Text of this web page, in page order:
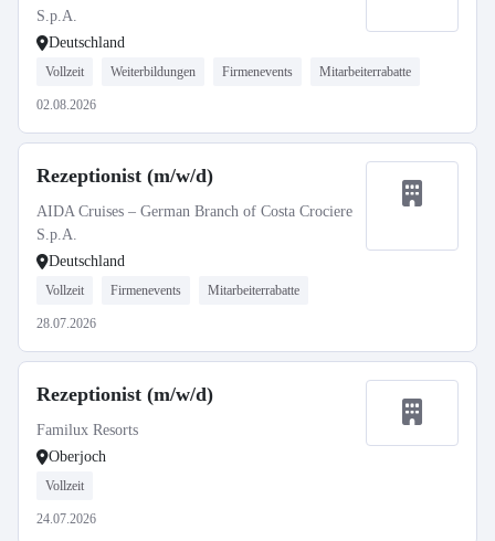
S.p.A.
Deutschland
Vollzeit Weiterbildungen Firmenevents Mitarbeiterrabatte
02.08.2026
Rezeptionist (m/w/d)
AIDA Cruises – German Branch of Costa Crociere
S.p.A.
Deutschland
Vollzeit Firmenevents Mitarbeiterrabatte
28.07.2026
Rezeptionist (m/w/d)
Familux Resorts
Oberjoch
Vollzeit
24.07.2026